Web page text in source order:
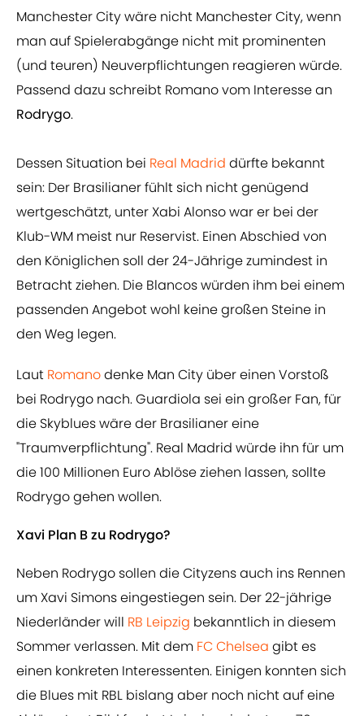
Manchester City wäre nicht Manchester City, wenn
man auf Spielerabgänge nicht mit prominenten
(und teuren) Neuverpflichtungen reagieren würde.
Passend dazu schreibt Romano vom Interesse an
Rodrygo.
Dessen Situation bei Real Madrid dürfte bekannt
sein: Der Brasilianer fühlt sich nicht genügend
wertgeschätzt, unter Xabi Alonso war er bei der
Klub-WM meist nur Reservist. Einen Abschied von
den Königlichen soll der 24-Jährige zumindest in
Betracht ziehen. Die Blancos würden ihm bei einem
passenden Angebot wohl keine großen Steine in
den Weg legen.
Laut Romanodenke Man City über einen Vorstoß
bei Rodrygo nach. Guardiola sei ein großer Fan, für
die Skyblues wäre der Brasilianer eine
"Traumverpflichtung". Real Madrid würde ihn für um
die 100 Millionen Euro Ablöse ziehen lassen, sollte
Rodrygo gehen wollen.
Xavi Plan B zu Rodrygo?
Neben Rodrygo sollen die Cityzens auch ins Rennen
um Xavi Simons eingestiegen sein. Der 22-jährige
Niederländer will RB Leipzig bekanntlich in diesem
Sommer verlassen. Mit dem FC Chelsea gibt es
einen konkreten Interessenten. Einigen konnten sich
die Blues mit RBL bislang aber noch nicht auf eine